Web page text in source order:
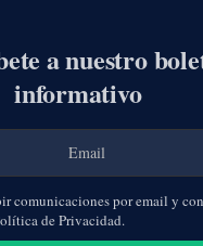
a nuestro
informativo
comunicaciones por email y
de Privacidad.